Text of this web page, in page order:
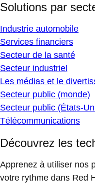
Solutions par
Industrie automobile
Services financiers
Secteur de la santé
Secteur industriel
Les médias et le
Secteur public (monde)
Secteur public (États-
Télécommunications
Découvrez les
Apprenez à utiliser nos
votre rythme dans Red